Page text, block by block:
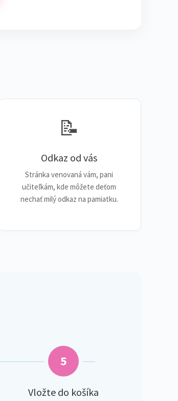
📝
Odkaz od vás
Stránka venovaná vám, pani
učiteľkám, kde môžete deťom
nechať milý odkaz na pamiatku.
5
Vložte do košíka